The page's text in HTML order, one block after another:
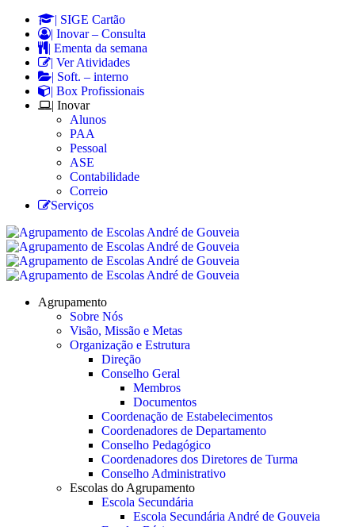
| SIGE Cartão
| Inovar – Consulta
| Ementa da semana
| Ver Atividades
| Soft. – interno
| Box Profissionais
| Inovar
Alunos
PAA
Pessoal
ASE
Contabilidade
Correio
Serviços
Agrupamento
Sobre Nós
Visão, Missão e Metas
Organização e Estrutura
Direção
Conselho Geral
Membros
Documentos
Coordenação de Estabelecimentos
Coordenadores de Departamento
Conselho Pedagógico
Coordenadores dos Diretores de Turma
Conselho Administrativo
Escolas do Agrupamento
Escola Secundária
Escola Secundária André de Gouveia